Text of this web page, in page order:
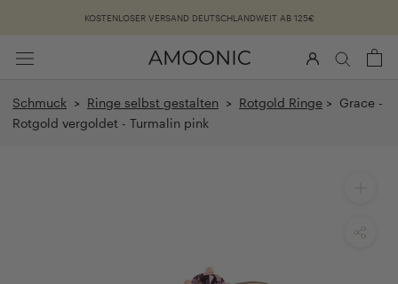
KOSTENLOSER VERSAND DEUTSCHLANDWEIT AB 125€
Schmuck > Ringe selbst gestalten > Rotgold Ringe > Grace -
Rotgold vergoldet - Turmalin pink